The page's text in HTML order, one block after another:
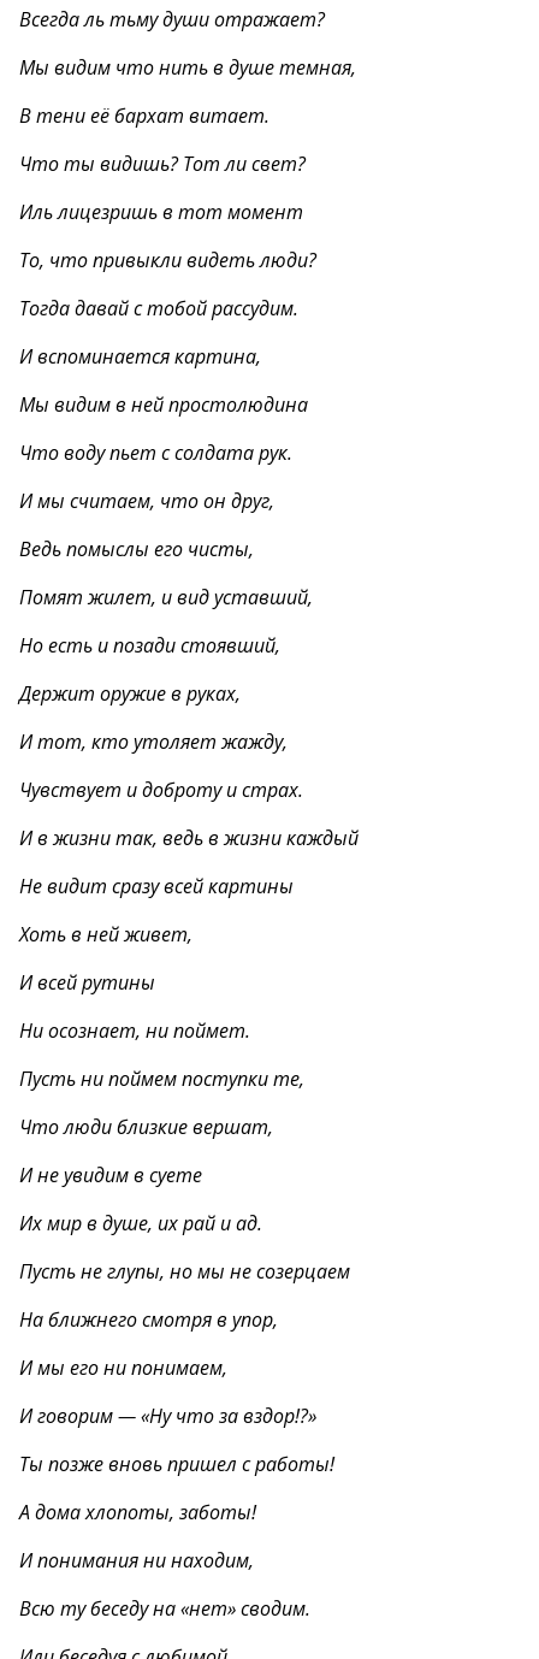
Всегда ль тьму души отражает?
Мы видим что нить в душе темная,
В тени её бархат витает.
Что ты видишь? Тот ли свет?
Иль лицезришь в тот момент
То, что привыкли видеть люди?
Тогда давай с тобой рассудим.
И вспоминается картина,
Мы видим в ней простолюдина
Что воду пьет с солдата рук.
И мы считаем, что он друг,
Ведь помыслы его чисты,
Помят жилет, и вид уставший,
Но есть и позади стоявший,
Держит оружие в руках,
И тот, кто утоляет жажду,
Чувствует и доброту и страх.
И в жизни так, ведь в жизни каждый
Не видит сразу всей картины
Хоть в ней живет,
И всей рутины
Ни осознает, ни поймет.
Пусть ни поймем поступки те,
Что люди близкие вершат,
И не увидим в суете
Их мир в душе, их рай и ад.
Пусть не глупы, но мы не созерцаем
На ближнего смотря в упор,
И мы его ни понимаем,
И говорим — «Ну что за вздор!?»
Ты позже вновь пришел с работы!
А дома хлопоты, заботы!
И понимания ни находим,
Всю ту беседу на «нет» сводим.